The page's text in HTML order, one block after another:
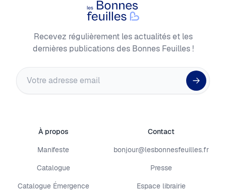
Les Bonnes Feuilles
Recevez régulièrement les actualités et les
dernières publications des Bonnes Feuilles !
Adresse email
À propos
Manifeste
Catalogue
Catalogue Émergence
Contact
bonjour@lesbonnesfeuilles.fr
Presse
Espace librairie